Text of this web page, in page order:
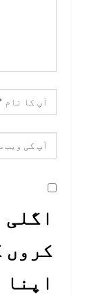
اگلی
کروں
اپنا